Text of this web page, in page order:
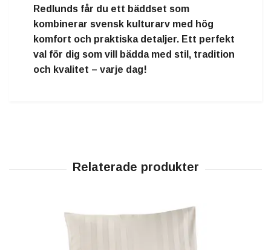
Redlunds får du ett bäddset som
kombinerar svensk kulturarv med hög
komfort och praktiska detaljer. Ett perfekt
val för dig som vill bädda med stil, tradition
och kvalitet – varje dag!